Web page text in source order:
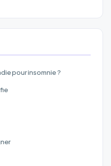
pour insomnie ?